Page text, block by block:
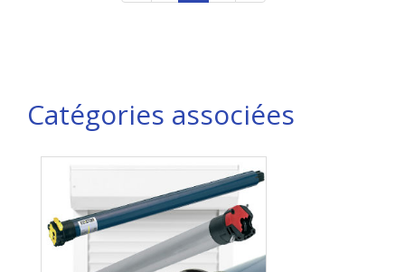
Catégories associées